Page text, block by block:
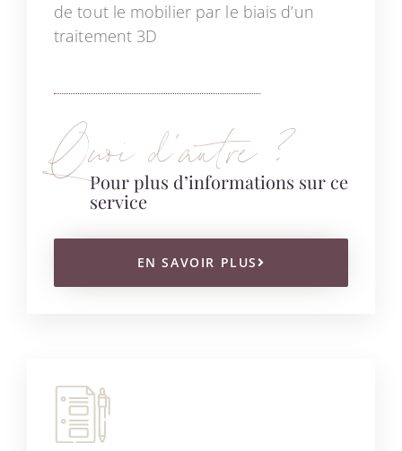
de tout le mobilier par le biais d’un
traitement 3D
Quoi d’autre ?
Pour plus d’informations sur ce
service
EN SAVOIR PLUS